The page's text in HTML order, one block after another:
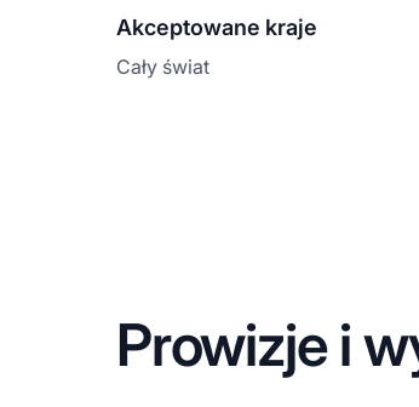
Akceptowane kraje
Cały świat
Prowizje i